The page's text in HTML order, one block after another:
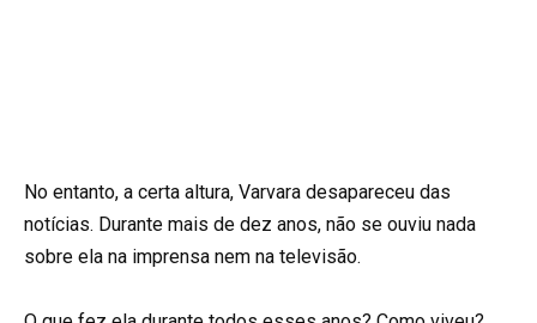
No entanto, a certa altura, Varvara desapareceu das
notícias. Durante mais de dez anos, não se ouviu nada
sobre ela na imprensa nem na televisão.